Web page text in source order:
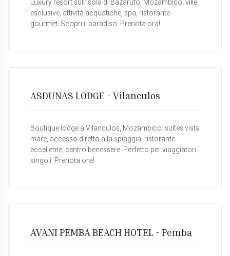
Luxury resort sull'isola di Bazaruto, Mozambico: ville
esclusive, attività acquatiche, spa, ristorante
gourmet. Scopri il paradiso. Prenota ora!
ASDUNAS LODGE - Vilanculos
Boutique lodge a Vilanculos, Mozambico: suites vista
mare, accesso diretto alla spiaggia, ristorante
eccellente, centro benessere. Perfetto per viaggiatori
singoli. Prenota ora!
AVANI PEMBA BEACH HOTEL - Pemba